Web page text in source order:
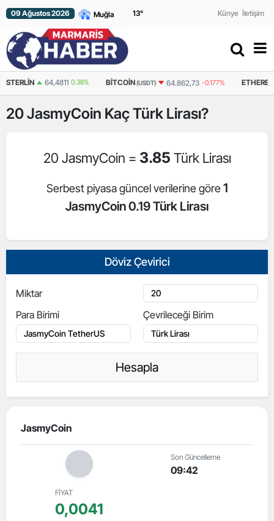
09 Ağustos 2026 13° Künye İletişim
0.38% BITCOIN(USDT) 64.862,73 -0.177% ETHEREUM(USDT) 1.918,00
20JasmyCoin Kaç Türk Lirası?
20 JasmyCoin = 3.85 Türk Lirası
Serbest piyasa güncel verilerine göre 1
JasmyCoin 0.19 Türk Lirası
Döviz Çevirici
Miktar
Para Birimi
Çevrileceği Birim
Hesapla
JasmyCoin
Son Güncelleme
09:42
FİYAT
0,0041